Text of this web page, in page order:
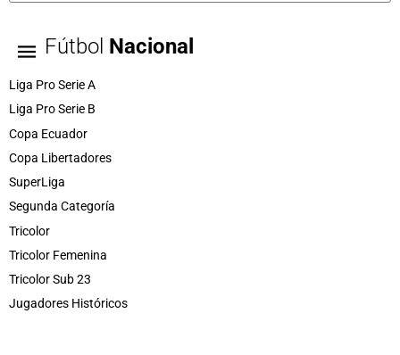
Fútbol Nacional
Liga Pro Serie A
Liga Pro Serie B
Copa Ecuador
Copa Libertadores
SuperLiga
Segunda Categoría
Tricolor
Tricolor Femenina
Tricolor Sub 23
Jugadores Históricos